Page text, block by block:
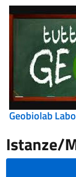
Geobiolab
Istanze/